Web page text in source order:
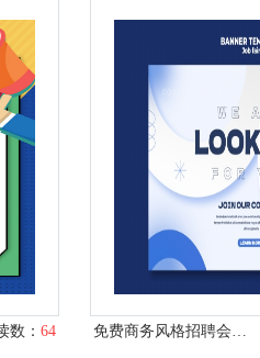
数： 64 免费商务风格招聘会海报设计